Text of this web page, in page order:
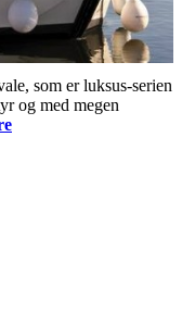
som er luksus-serien
og med megen